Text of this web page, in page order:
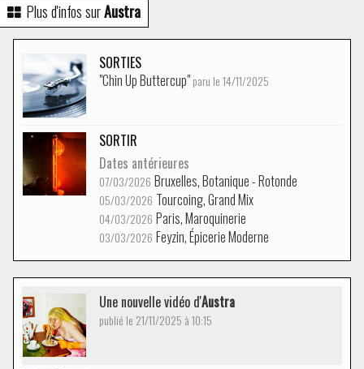
Plus d'infos surAustra
SORTIES
"Chin Up Buttercup"paru le 14/11/2025
SORTIR
Dates antérieures
07/03/2026 Bruxelles, Botanique - Rotonde
05/03/2026 Tourcoing, Grand Mix
04/03/2026 Paris, Maroquinerie
03/03/2026 Feyzin, Épicerie Moderne
Une nouvelle vidéo d'Austra
publié le 21/11/2025 à 10:15